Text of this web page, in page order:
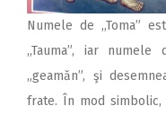
Numele de ,,Toma”
,,Tauma”, iar numele
„geamăn”, şi
frate. În mod